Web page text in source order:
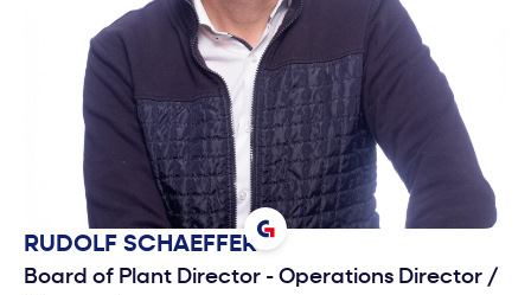
RUDOLF SCHAEFFER
Board of Plant Director - Operations Director /